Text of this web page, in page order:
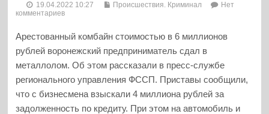
19.04.2022 10:27 Происшествия. Криминал
Нет
комментариев
Арестованный комбайн стоимостью в 6 миллионов
рублей воронежский предприниматель сдал в
металлолом. Об этом рассказали в пресс-службе
регионального управления ФССП. Приставы сообщили,
что с бизнесмена взыскали 4 миллиона рублей за
задолженность по кредиту. При этом на автомобиль и